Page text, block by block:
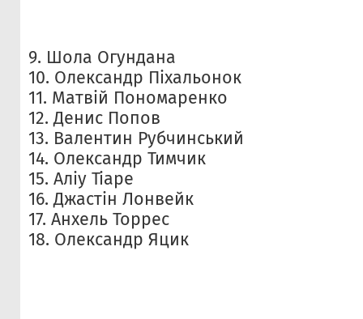
9. Шола Огундана
10. Олександр Піхальонок
11. Матвій Пономаренко
12. Денис Попов
13. Валентин Рубчинський
14. Олександр Тимчик
15. Аліу Тіаре
16. Джастін Лонвейк
17. Анхель Торрес
18. Олександр Яцик